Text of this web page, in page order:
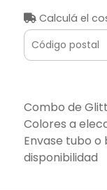
Calculá el
Combo de
Colores a
Envase tubo o
disponibilidad